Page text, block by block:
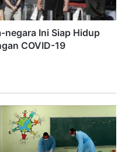
negara Ini Siap Hidup
COVID-19